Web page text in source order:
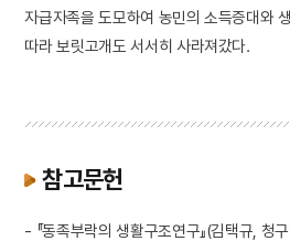
자급자족을 도모하여 농민의 소득증대와
따라 보릿고개도 서서히 사라져갔다.
참고문헌
- 『동족부락의 생활구조연구』(김택규, 청